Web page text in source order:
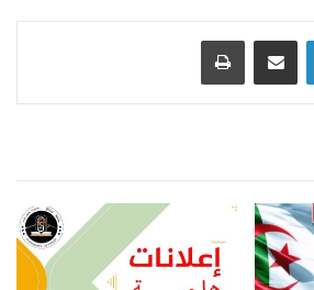
لينكدإن مشاركة عبر البريد طباعة